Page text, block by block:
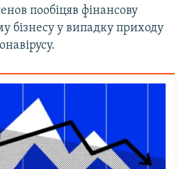
пообіцяв фінансову
бізнесу у випадку приходу